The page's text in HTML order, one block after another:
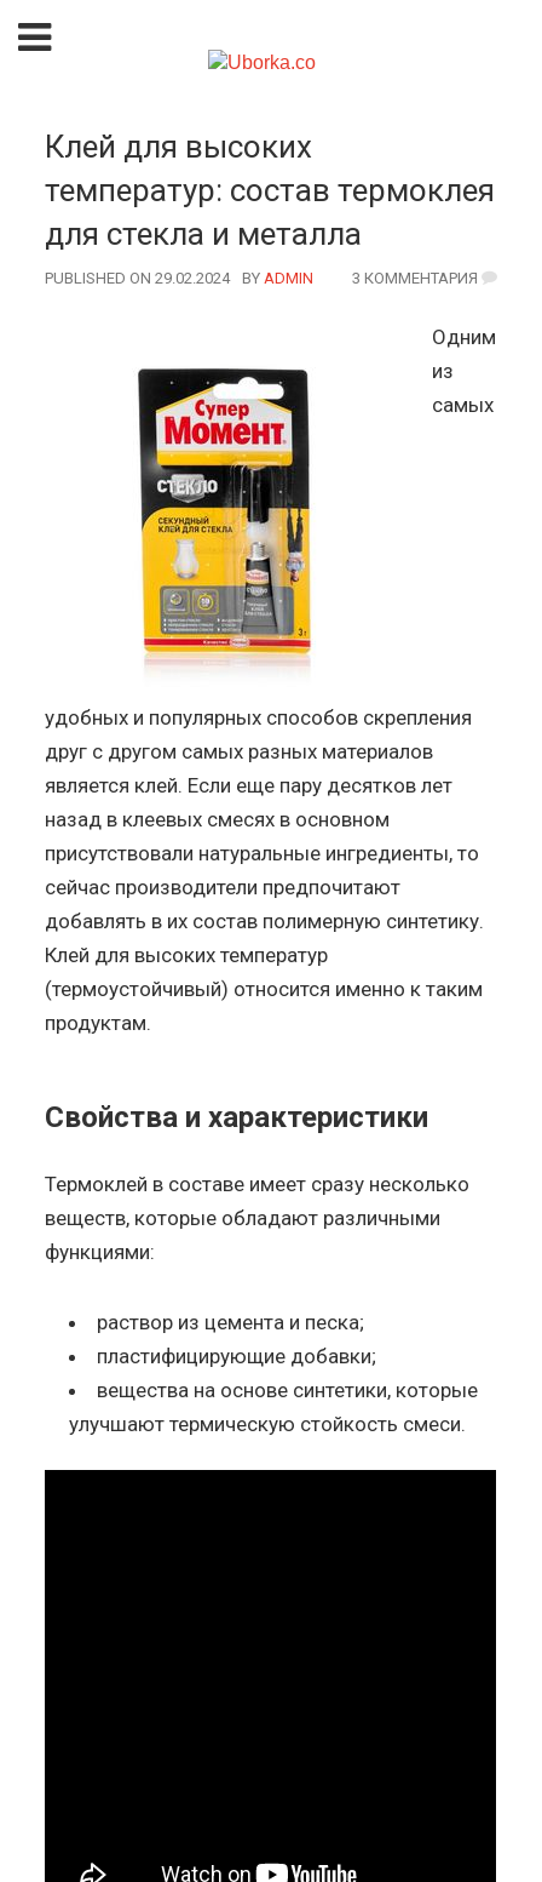
Клей для высоких
температур: состав термоклея
для стекла и металла
PUBLISHED ON 29.02.2024 BY AUTHOR
ADMIN 3 КОММЕНТАРИЯ
Одним
из
самых
удобных и популярных способов скрепления
друг с другом самых разных материалов
является клей. Если еще пару десятков лет
назад в клеевых смесях в основном
присутствовали натуральные ингредиенты, то
сейчас производители предпочитают
добавлять в их состав полимерную синтетику.
Клей для высоких температур
(термоустойчивый) относится именно к таким
продуктам.
Свойства и характеристики
Термоклей в составе имеет сразу несколько
веществ, которые обладают различными
функциями:
раствор из цемента и песка;
пластифицирующие добавки;
вещества на основе синтетики, которые
улучшают термическую стойкость смеси.